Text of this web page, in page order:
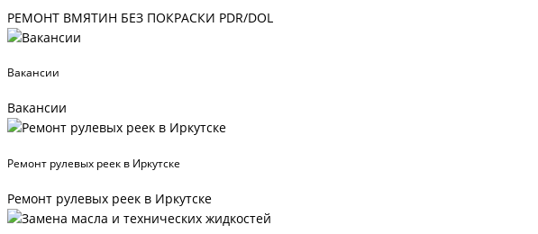
РЕМОНТ ВМЯТИН БЕЗ ПОКРАСКИ PDR/DOL
Вакансии
Вакансии
Ремонт рулевых реек в Иркутске
Ремонт рулевых реек в Иркутске